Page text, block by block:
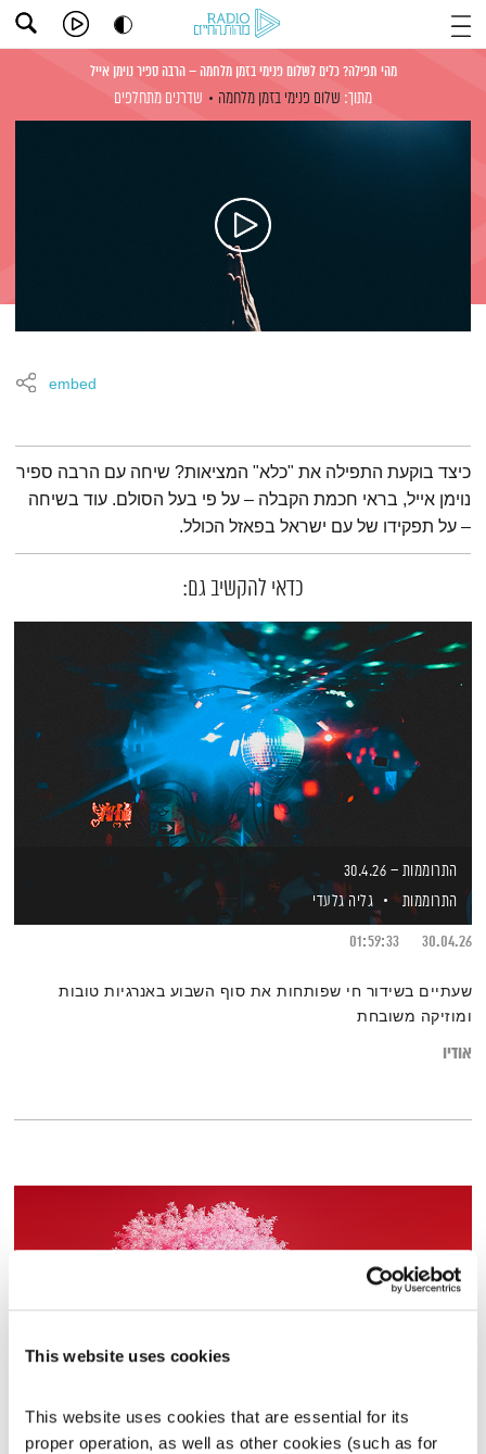
This website uses cookies
This website uses cookies that are essential for its
proper operation, as well as other cookies (such as for
מהי תפילה? כלים לשלום פנימי בזמן מלחמה – הרבה ספיר נוימן אייל
מתוך: שלום פנימי בזמן מלחמה שדרנים מתחלפים
embed
תמצית הפודקאסט
כיצד בוקעת התפילה את "כלא" המציאות? שיחה עם הרבה ספיר
נוימן אייל, בראי חכמת הקבלה – על פי בעל הסולם. עוד בשיחה
– על תפקידו של עם ישראל בפאזל הכולל.
כדאי להקשיב גם:
התרוממות – 30.4.26
התרוממות
גליה גלעדי
30.04.26
01:59:33
שעתיים בשידור חי שפותחות את סוף השבוע באנרגיות טובות
ומוזיקה משובחת
אודיו
מנועים קדימה – 20.10.22